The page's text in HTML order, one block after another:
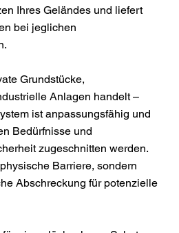
Ihres Geländes und liefert
bei jeglichen
Grundstücke,
Anlagen handelt –
ist anpassungsfähig und
Bedürfnisse und
zugeschnitten werden.
Barriere, sondern
Abschreckung für potenzielle